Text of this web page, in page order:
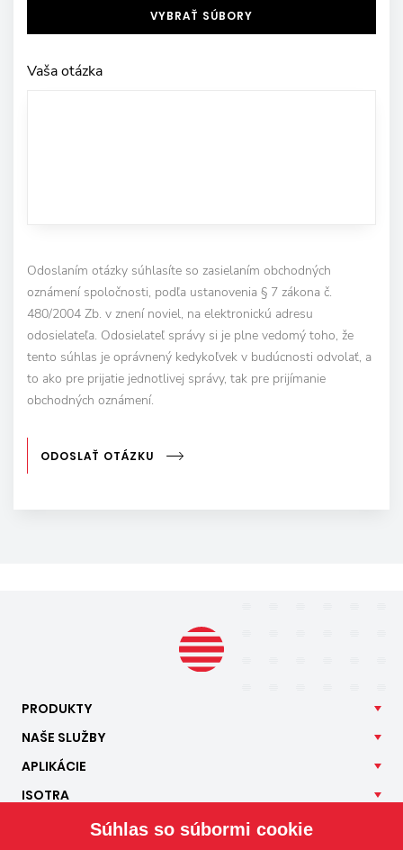
VYBRAŤ SÚBORY
Vaša otázka
Odoslaním otázky súhlasíte so zasielaním obchodných
oznámení spoločnosti, podľa ustanovenia § 7 zákona č.
480/2004 Zb. v znení noviel, na elektronickú adresu
odosielateľa. Odosielateľ správy si je plne vedomý toho, že
tento súhlas je oprávnený kedykoľvek v budúcnosti odvolať, a
to ako pre prijatie jednotlivej správy, tak pre prijímanie
obchodných oznámení.
ODOSLAŤ OTÁZKU
PRODUKTY
NAŠE SLUŽBY
APLIKÁCIE
ISOTRA
Súhlas so súbormi cookie